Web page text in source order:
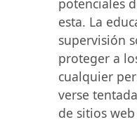
potenciales
esta. La
supervisión
proteger a
cualquier
verse
de sitios